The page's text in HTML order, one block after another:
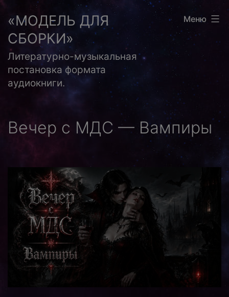
Перейти
содержимому
«МОДЕЛЬ ДЛЯ
СБОРКИ»
Литературно-музыкальная
постановка формата
аудиокниги.
Меню
Вечер с МДС — Вампиры